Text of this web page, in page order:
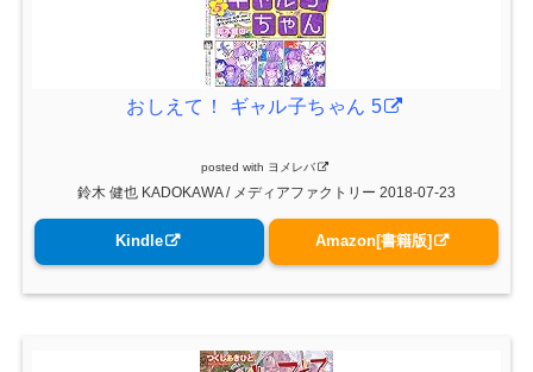
おしえて！ ギャル子ちゃん 5
posted with ヨメレバ
鈴木 健也 KADOKAWA / メディアファクトリー 2018-07-23
Kindle Amazon[書籍版]